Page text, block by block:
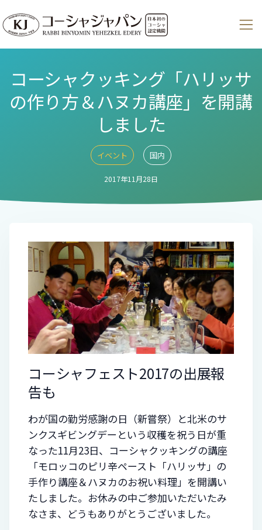
コーシャクッキング「ハリッサ
の作り方＆ハヌカ講座」を開講
しました
イベント 国内
2017年11月28日
コーシャフェスト2017の出展報
告も
わが国の勤労感謝の日（新嘗祭）と北米のサ
ンクスギビングデーという収穫を祝う日が重
なった11月23日、コーシャクッキングの講座
「モロッコのピリ辛ペースト「ハリッサ」の
手作り講座＆ハヌカのお祝い料理」を開講い
たしました。お休みの中ご参加いただいたみ
なさま、どうもありがとうございました。